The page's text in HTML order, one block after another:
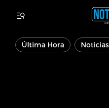
Última Hora Noticias